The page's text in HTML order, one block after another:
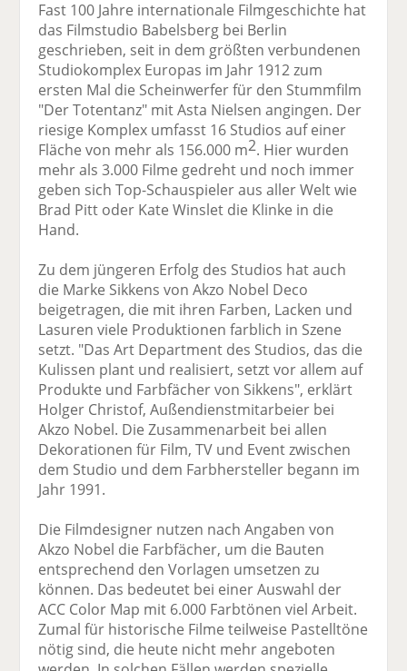
Fast 100 Jahre internationale Filmgeschichte hat
das Filmstudio Babelsberg bei Berlin
geschrieben, seit in dem größten verbundenen
Studiokomplex Europas im Jahr 1912 zum
ersten Mal die Scheinwerfer für den Stummfilm
"Der Totentanz" mit Asta Nielsen angingen. Der
riesige Komplex umfasst 16 Studios auf einer
Fläche von mehr als 156.000 m2. Hier wurden
mehr als 3.000 Filme gedreht und noch immer
geben sich Top-Schauspieler aus aller Welt wie
Brad Pitt oder Kate Winslet die Klinke in die
Hand.
Zu dem jüngeren Erfolg des Studios hat auch
die Marke Sikkens von Akzo Nobel Deco
beigetragen, die mit ihren Farben, Lacken und
Lasuren viele Produktionen farblich in Szene
setzt. "Das Art Department des Studios, das die
Kulissen plant und realisiert, setzt vor allem auf
Produkte und Farbfächer von Sikkens", erklärt
Holger Christof, Außendienstmitarbeier bei
Akzo Nobel. Die Zusammenarbeit bei allen
Dekorationen für Film, TV und Event zwischen
dem Studio und dem Farbhersteller begann im
Jahr 1991.
Die Filmdesigner nutzen nach Angaben von
Akzo Nobel die Farbfächer, um die Bauten
entsprechend den Vorlagen umsetzen zu
können. Das bedeutet bei einer Auswahl der
ACC Color Map mit 6.000 Farbtönen viel Arbeit.
Zumal für historische Filme teilweise Pastelltöne
nötig sind, die heute nicht mehr angeboten